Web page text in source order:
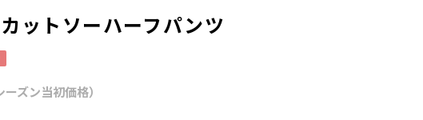
ットソーハーフパンツ
ーズン当初価格）